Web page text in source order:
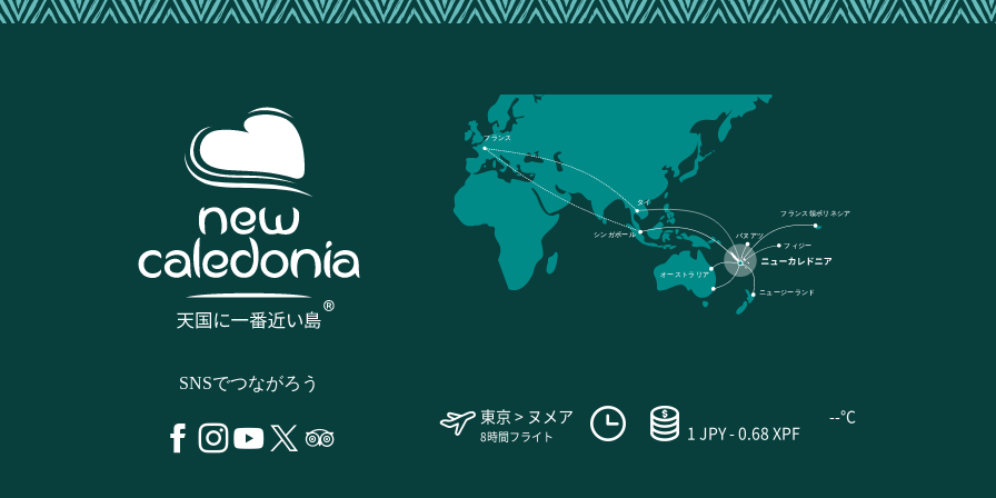
SNSでつながろう
フランス
フランス領ポリネシア
フィジー
ニュージーランド
オーストラリア
シンガポール
タイ
バヌアツ
東京 > ヌメア
8時間フライト 1 JPY - 0.68 XPF
--°C